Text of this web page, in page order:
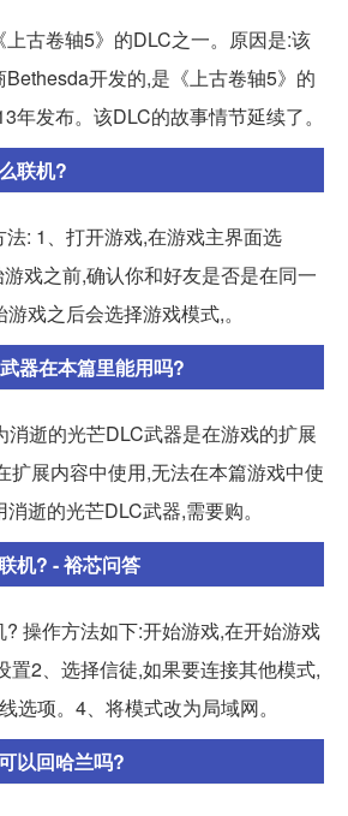
古卷轴5》的DLC之一。原因是:该
开发的,是《上古卷轴5》的
年发布。该DLC的故事情节延续了。
联机?
: 1、打开游戏,在游戏主界面选
游戏之前,确认你和好友是否是在同一
戏之后会选择游戏模式,。
器在本篇里能用吗?
消逝的光芒DLC武器是在游戏的扩展
扩展内容中使用,无法在本篇游戏中使
逝的光芒DLC武器,需要购。
机? - 裕芯问答
操作方法如下:开始游戏,在开始游戏
置2、选择信徒,如果要连接其他模式,
选项。4、将模式改为局域网。
以回哈兰吗?